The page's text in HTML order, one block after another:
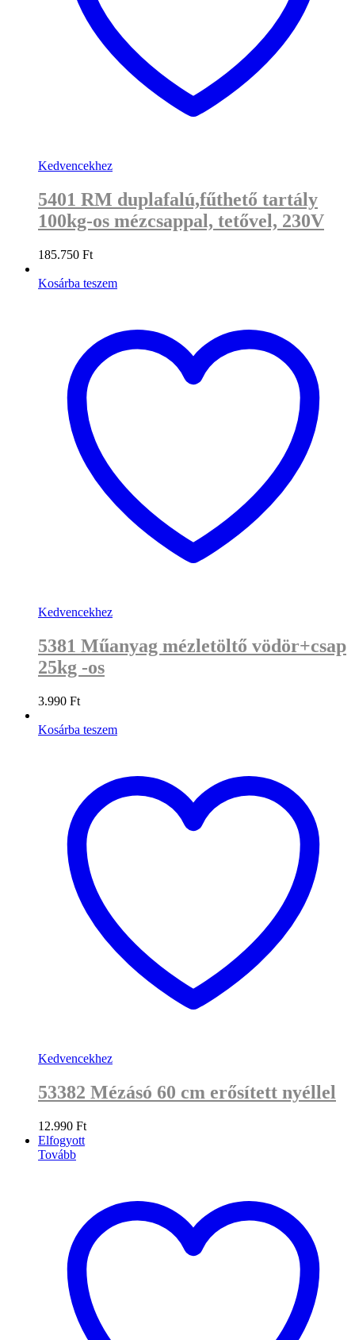
Kedvencekhez
5401 RM duplafalú,fűthető tartály
100kg-os mézcsappal, tetővel, 230V
185.750 Ft
Kosárba teszem
Kedvencekhez
5381 Műanyag mézletöltő vödör+csap
25kg -os
3.990 Ft
Kosárba teszem
Kedvencekhez
53382 Mézásó 60 cm erősített nyéllel
12.990 Ft
Elfogyott
Tovább